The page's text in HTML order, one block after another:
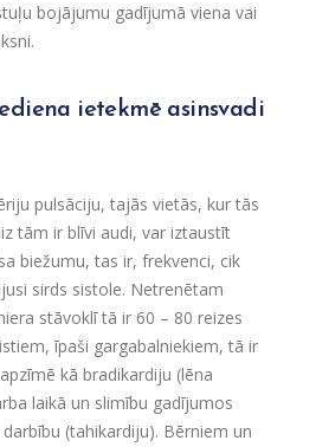
bojājumu gadījumā viena vai
ietekmē asinsvadi
pulsāciju, tajās vietās, kur tās
tām ir blīvi audi, var iztaustīt
biežumu, tas ir, frekvenci, cik
sirds sistole. Netrenētam
stāvoklī tā ir 60 – 80 reizes
īpaši gargabalniekiem, tā ir
kā bradikardiju (lēna
laikā un slimību gadījumos
(tahikardiju). Bērniem un